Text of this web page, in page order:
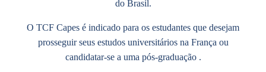
do Brasil.
O TCF Capes é indicado para os estudantes que desejam
prosseguir seus estudos universitários na França ou
candidatar-se a uma pós-graduação .